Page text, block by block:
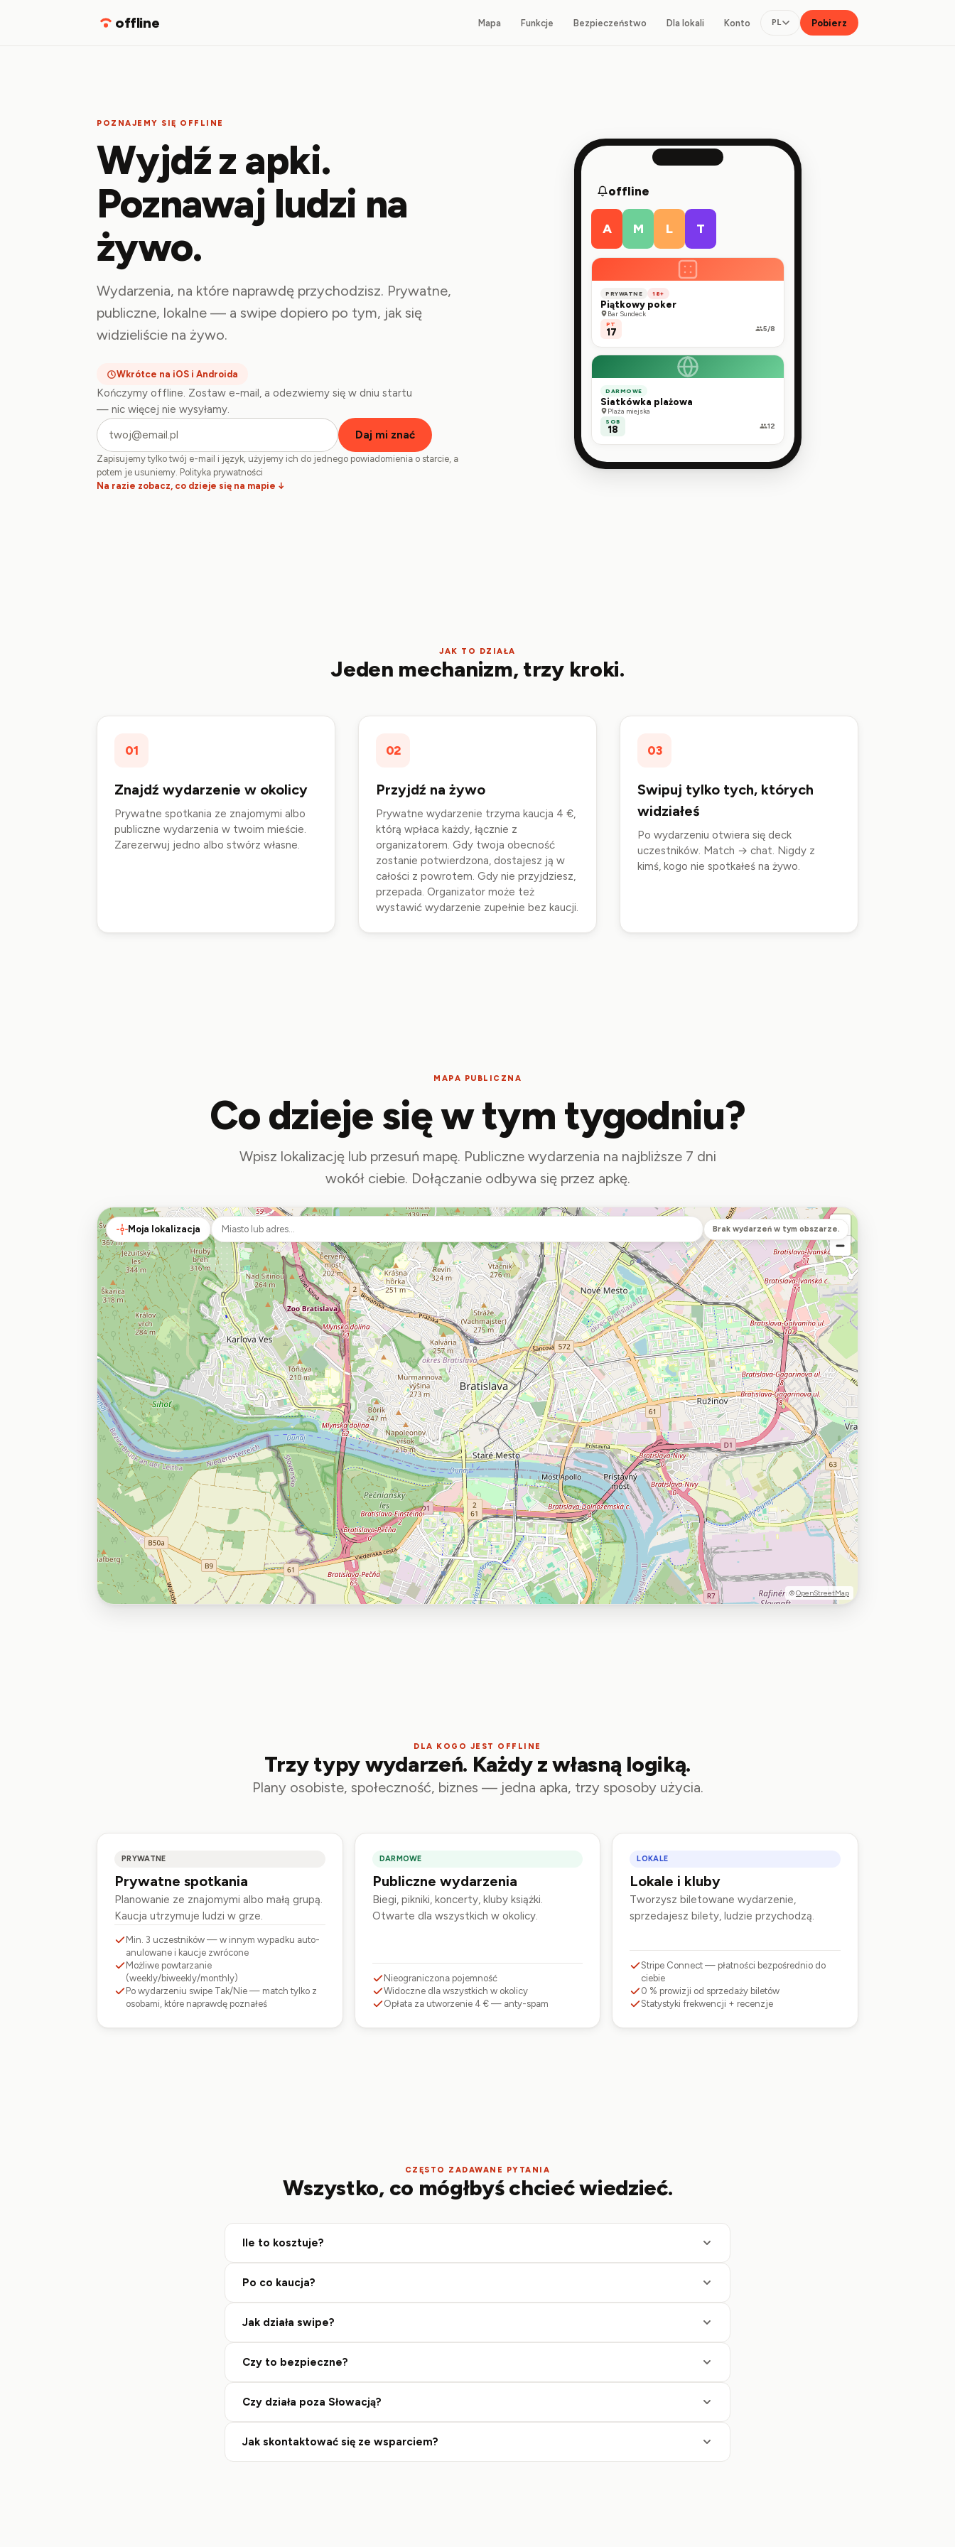
offline Mapa Funkcje Bezpieczeństwo Dla lokali Konto PL Pobierz
POZNAJEMY SIĘ OFFLINE
Wyjdź z apki.
Poznawaj ludzi na
żywo.
Wydarzenia, na które naprawdę przychodzisz. Prywatne,
publiczne, lokalne — a swipe dopiero po tym, jak się
widzieliście na żywo.
Wkrótce na iOS i Androida
Kończymy offline. Zostaw e-mail, a odezwiemy się w dniu startu
— nic więcej nie wysyłamy.
Daj mi znać
Zapisujemy tylko twój e-mail i język, użyjemy ich do jednego powiadomienia o starcie, a
potem je usuniemy. Polityka prywatności
Na razie zobacz, co dzieje się na mapie ↓
offline
A M L T
PRYWATNE 18+
Piątkowy poker
Bar Sundeck
PT
17 5/8
DARMOWE
Siatkówka plażowa
Plaża miejska
SOB
18 12
JAK TO DZIAŁA
Jeden mechanizm, trzy kroki.
01
Znajdź wydarzenie w okolicy
Prywatne spotkania ze znajomymi albo
publiczne wydarzenia w twoim mieście.
Zarezerwuj jedno albo stwórz własne.
02
Przyjdź na żywo
Prywatne wydarzenie trzyma kaucja 4 €,
którą wpłaca każdy, łącznie z
organizatorem. Gdy twoja obecność
zostanie potwierdzona, dostajesz ją w
całości z powrotem. Gdy nie przyjdziesz,
przepada. Organizator może też
wystawić wydarzenie zupełnie bez kaucji.
03
Swipuj tylko tych, których
widziałeś
Po wydarzeniu otwiera się deck
uczestników. Match → chat. Nigdy z
kimś, kogo nie spotkałeś na żywo.
MAPA PUBLICZNA
Co dzieje się w tym tygodniu?
Wpisz lokalizację lub przesuń mapę. Publiczne wydarzenia na najbliższe 7 dni
wokół ciebie. Dołączanie odbywa się przez apkę.
Moja lokalizacja Brak wydarzeń w tym obszarze.
©OpenStreetMap
DLA KOGO JEST OFFLINE
Trzy typy wydarzeń. Każdy z własną logiką.
Plany osobiste, społeczność, biznes — jedna apka, trzy sposoby użycia.
PRYWATNE
Prywatne spotkania
Planowanie ze znajomymi albo małą grupą.
Kaucja utrzymuje ludzi w grze.
Min. 3 uczestników — w innym wypadku auto-
anulowane i kaucje zwrócone
Możliwe powtarzanie
(weekly/biweekly/monthly)
Po wydarzeniu swipe Tak/Nie — match tylko z
osobami, które naprawdę poznałeś
DARMOWE
Publiczne wydarzenia
Biegi, pikniki, koncerty, kluby książki.
Otwarte dla wszystkich w okolicy.
Nieograniczona pojemność
Widoczne dla wszystkich w okolicy
Opłata za utworzenie 4 € — anty-spam
LOKALE
Lokale i kluby
Tworzysz biletowane wydarzenie,
sprzedajesz bilety, ludzie przychodzą.
Stripe Connect — płatności bezpośrednio do
ciebie
0 % prowizji od sprzedaży biletów
Statystyki frekwencji + recenzje
CZĘSTO ZADAWANE PYTANIA
Wszystko, co mógłbyś chcieć wiedzieć.
Ile to kosztuje?
Po co kaucja?
Jak działa swipe?
Czy to bezpieczne?
Czy działa poza Słowacją?
Jak skontaktować się ze wsparciem?